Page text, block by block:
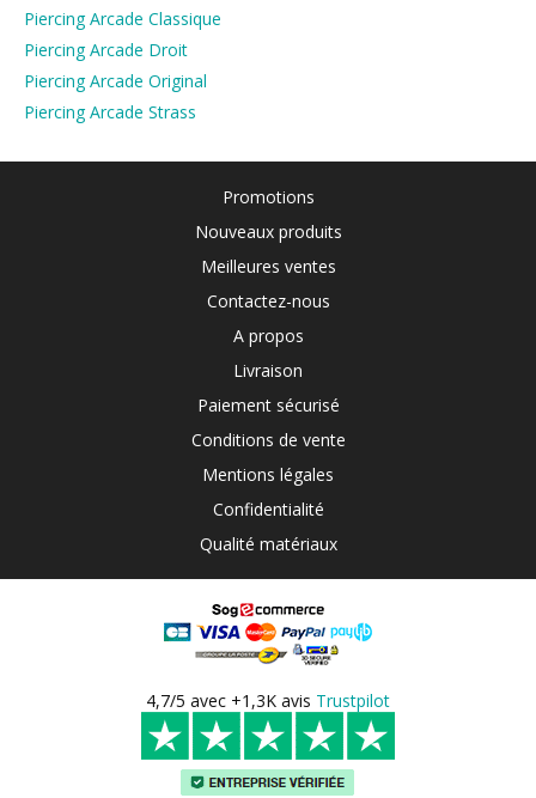
Piercing Arcade Classique
Piercing Arcade Droit
Piercing Arcade Original
Piercing Arcade Strass
Promotions
Nouveaux produits
Meilleures ventes
Contactez-nous
A propos
Livraison
Paiement sécurisé
Conditions de vente
Mentions légales
Confidentialité
Qualité matériaux
4,7/5 avec +1,3K avis Trustpilot